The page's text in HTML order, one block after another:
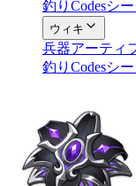
釣り Codesシ
ウィキ
兵器アーティ
釣り Codesシ